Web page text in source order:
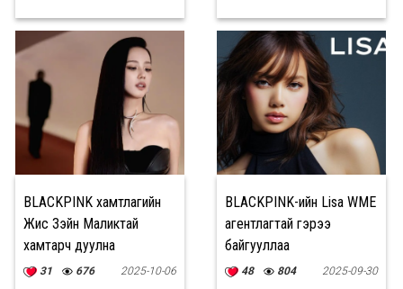
BLACKPINK хамтлагийн
Жисү Зэйн Маликтай
хамтарч дуулна
31 676 2025-10-06
BLACKPINK-ийн Lisa WME
агентлагтай гэрээ
байгууллаа
48 804 2025-09-30